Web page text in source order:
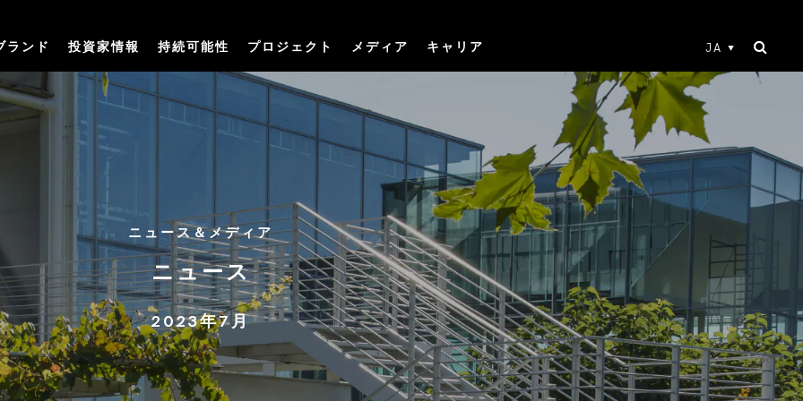
ランド 投資家情報 持続可能性 プロジェクト メディア キャリア JA
ニュース＆メディア
ニュース
2023年7月